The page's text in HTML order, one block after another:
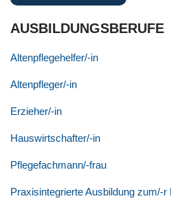
AUSBILDUNGSBERUFE
Altenpflegehelfer/-in
Altenpfleger/-in
Erzieher/-in
Hauswirtschafter/-in
Pflegefachmann/-frau
Praxisintegrierte Ausbildung zum/-r